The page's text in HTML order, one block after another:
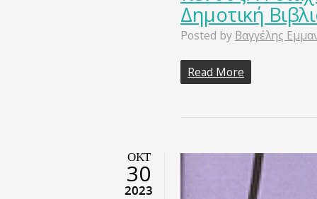
Δημοτική
Posted by Βαγγέλης
Read More
ΟΚΤ
30
2023